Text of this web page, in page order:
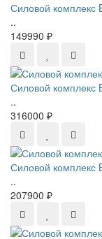
Силовой комплекс
..
149990 ₽
Силовой комплекс
..
316000 ₽
Силовой комплекс
..
207900 ₽